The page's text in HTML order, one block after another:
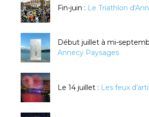
Fin-juin : Le Triathlon
Début juillet à mi-
Annecy Paysages
Le 14 juillet : Les feux